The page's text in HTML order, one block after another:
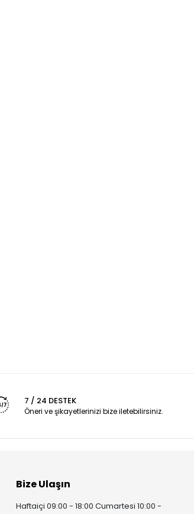
7 / 24 DESTEK
Öneri ve şikayetlerinizi bize iletebilirsiniz.
Bize Ulaşın
Haftaiçi 09:00 - 18:00 Cumartesi 10:00 -